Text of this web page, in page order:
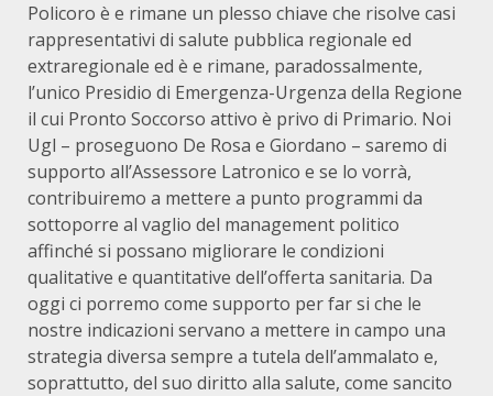
Policoro è e rimane un plesso chiave che risolve casi
rappresentativi di salute pubblica regionale ed
extraregionale ed è e rimane, paradossalmente,
l’unico Presidio di Emergenza-Urgenza della Regione
il cui Pronto Soccorso attivo è privo di Primario. Noi
Ugl – proseguono De Rosa e Giordano – saremo di
supporto all’Assessore Latronico e se lo vorrà,
contribuiremo a mettere a punto programmi da
sottoporre al vaglio del management politico
affinché si possano migliorare le condizioni
qualitative e quantitative dell’offerta sanitaria. Da
oggi ci porremo come supporto per far si che le
nostre indicazioni servano a mettere in campo una
strategia diversa sempre a tutela dell’ammalato e,
soprattutto, del suo diritto alla salute, come sancito